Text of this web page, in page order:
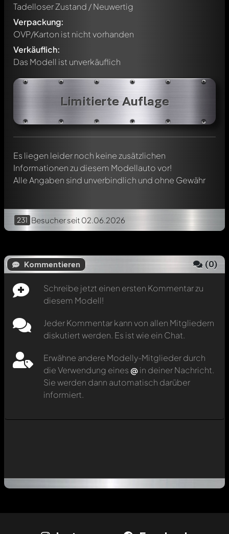
Tadelloser Zustand / Neuwertig
Verpackung:
OVP/Karton ist nicht vorhanden
Verkäuflich:
Das Modell ist unverkäuflich
Limitierte Auflage
Es liegen leider noch keine zusätzlichen
Informationen zu diesem Modellauto vor!
Alle Angaben sind unverbindlich und ohne Gewähr
231 Besucherseit 02.06.2026
Kommentieren (0)
Schreibe jetzt einen ersten Kommentar zu
diesem Modell!
Jeder Kommentar kann von allen Mitgliedern
diskutiert werden. Es ist wie ein Chat.
Erwähne andere Modelly-Mitglieder durch
die Verwendung eines @in deiner Nachricht.
Sie werden dann automatisch darüber
informiert.
Schreibe jetzt einen ersten Kommentar zu diesem Modell!
werden. Es ist wie ein Chat.
Verwendung eines@in deiner Nachricht. Sie werden dann
automatisch darüber informiert.